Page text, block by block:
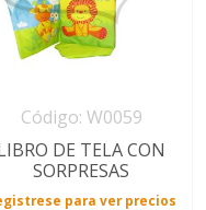
Código: W0059
DE TELA CON
SORPRESAS
para ver precios